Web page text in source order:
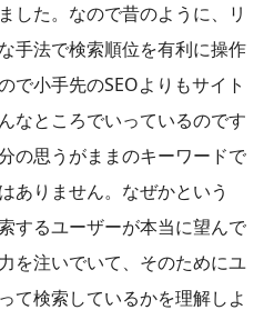
した。なので昔のように、リ
手法で検索順位を有利に操作
で小手先のSEOよりもサイト
なところでいっているのです
の思うがままのキーワードで
ありません。なぜかという
するユーザーが本当に望んで
を注いでいて、そのためにユ
て検索しているかを理解しよ